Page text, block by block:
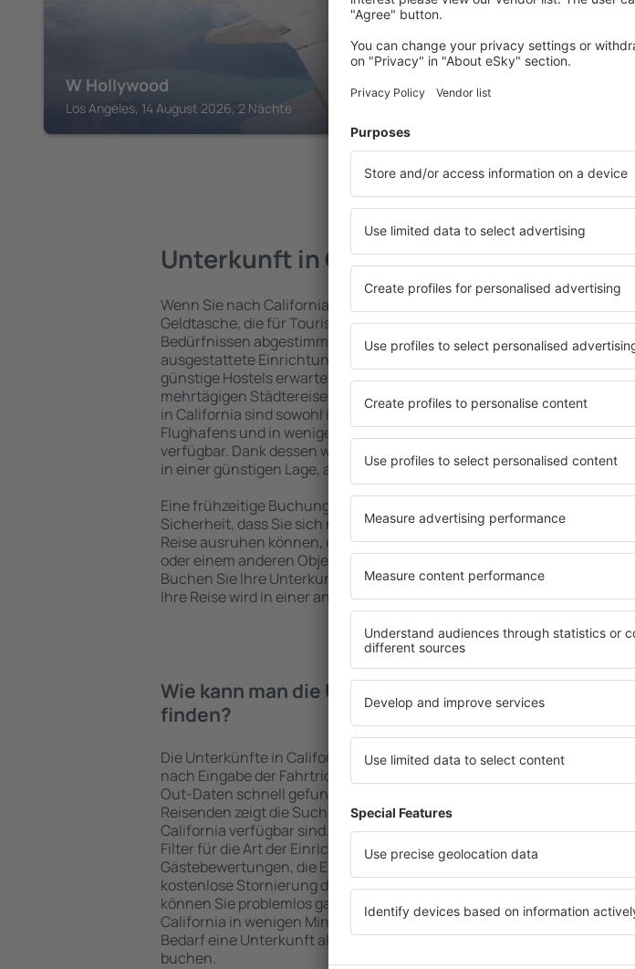
W Hollywood
Los Angeles, 14 August 2026, 2 Nächte
Hotel Riu Plaza
Mehr Angebote
Unterkunft in California
Wenn Sie nach California reisen, finden Sie Unterkünfte für jede
Geldtasche, die für Touristen mit unterschiedlichen
Bedürfnissen abgestimmt sind. Geräumige und komfortabel
ausgestattete Einrichtungen mit vielen Annehmlichkeiten und
günstige Hostels erwarten die Besucher, wo sie während einer
mehrtägigen Städtereise übernachten können. Die Unterkünfte
in California sind sowohl im Zentrum als auch in der Nähe des
Flughafens und in weniger beliebten Stadtteilen oder Regionen
verfügbar. Dank dessen wählen Sie eine Unterkunft in California
in einer günstigen Lage, abhängig von Ihren weiteren Vorhaben.
Eine frühzeitige Buchung der Unterkunft in California gibt die
Sicherheit, dass Sie sich nach dem Erreichen des Ziels nach der
Reise ausruhen können, ohne nach einem Hotel, einer Wohnung
oder einem anderen Objekt für Reisende suchen zu müssen.
Buchen Sie Ihre Unterkunft vor dem Besuch von California und
Ihre Reise wird in einer angenehmeren Atmosphäre verlaufen.
Wie kann man die Unterkünfte in California
finden?
Die Unterkünfte in California werden von der Suchmaschine
nach Eingabe der Fahrtrichtung und der Check-In- und Check-
Out-Daten schnell gefunden. Nach Auswahl der Anzahl der
Reisenden zeigt die Suchmaschine an, welche Unterkünfte in
California verfügbar sind. Die Auswahl der Unterkunft wird durch
Filter für die Art der Einrichtung und die Anzahl der Sterne, die
Gästebewertungen, die Entfernung zum Zentrum und die
kostenlose Stornierung der Buchung erleichtert. Dadurch
können Sie problemlos ganz einfach eine Unterkunft in
California in wenigen Minuten auswählen. Sie können je nach
Bedarf eine Unterkunft alleine oder zusammen mit dem Flug
buchen.